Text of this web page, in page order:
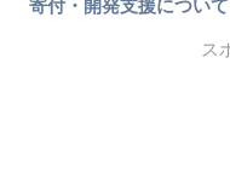
寄付・開発支援について
ス